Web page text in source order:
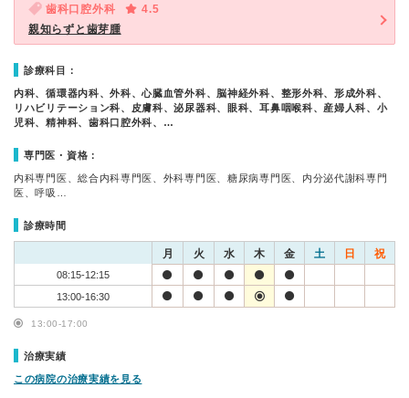
歯科口腔外科
4.5
親知らずと歯芽腫
診療科目：
内科、循環器内科、外科、心臓血管外科、脳神経外科、整形外科、形成外科、
リハビリテーション科、皮膚科、泌尿器科、眼科、耳鼻咽喉科、産婦人科、小
児科、精神科、歯科口腔外科、…
専門医・資格：
内科専門医、総合内科専門医、外科専門医、糖尿病専門医、内分泌代謝科専門
医、呼吸…
診療時間
月 火 水 木 金 土 日 祝
08:15-12:15
13:00-16:30
13:00-17:00
治療実績
この病院の治療実績を見る